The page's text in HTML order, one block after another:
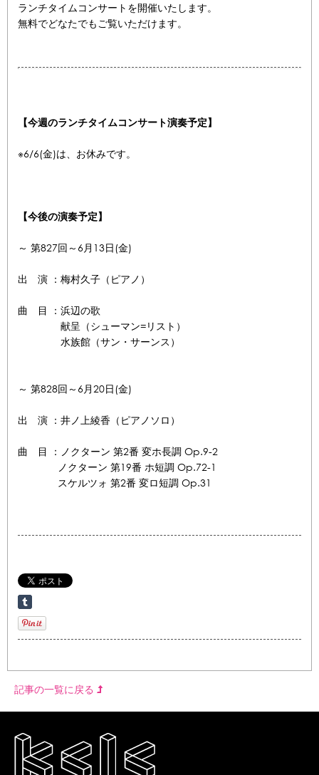
ランチタイムコンサートを開催いたします。
無料でどなたでもご覧いただけます。
【今週のランチタイムコンサート演奏予定】
※6/6(金)は、お休みです。
【今後の演奏予定】
～ 第827回～6月13日(金)
出 演 ：梅村久子（ピアノ）
曲 目 ：浜辺の歌
献呈（シューマン=リスト）
水族館（サン・サーンス）
～ 第828回～6月20日(金)
出 演 ：井ノ上綾香（ピアノソロ）
曲 目 ：ノクターン 第2番 変ホ長調 Op.9-2
ノクターン 第19番 ホ短調 Op.72-1
スケルツォ 第2番 変ロ短調 Op.31
記事の一覧に戻る